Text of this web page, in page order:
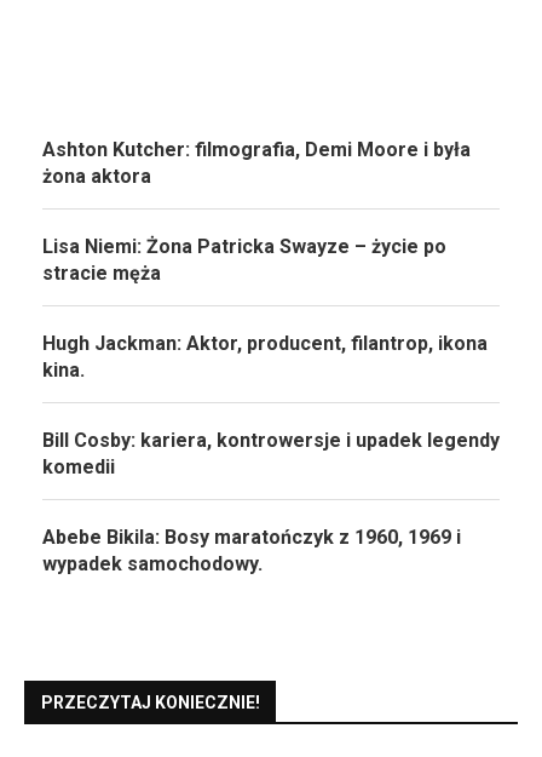
Ashton Kutcher: filmografia, Demi Moore i była
żona aktora
Lisa Niemi: Żona Patricka Swayze – życie po
stracie męża
Hugh Jackman: Aktor, producent, filantrop, ikona
kina.
Bill Cosby: kariera, kontrowersje i upadek legendy
komedii
Abebe Bikila: Bosy maratończyk z 1960, 1969 i
wypadek samochodowy.
PRZECZYTAJ KONIECZNIE!